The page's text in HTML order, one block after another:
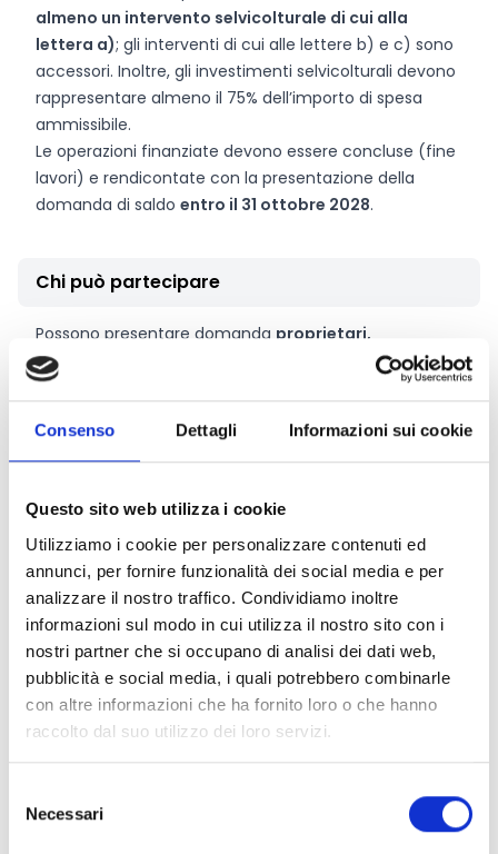
Consenso Dettagli Informazioni sui cookie
Questo sito web utilizza i cookie
Utilizziamo i cookie per personalizzare contenuti ed
annunci, per fornire funzionalità dei social media e per
analizzare il nostro traffico. Condividiamo inoltre
informazioni sul modo in cui utilizza il nostro sito con i
nostri partner che si occupano di analisi dei dati web,
pubblicità e social media, i quali potrebbero combinarle
con altre informazioni che ha fornito loro o che hanno
raccolto dal suo utilizzo dei loro servizi.
delNecessari
almeno un intervento selvicolturale di cui alla
lettera a); gli interventi di cui alle lettere b) e c) sono
accessori. Inoltre, gli investimenti selvicolturali devono
rappresentare almeno il 75% dell’importo di spesa
ammissibile.
Le operazioni finanziate devono essere concluse (fine
lavori) e rendicontate con la presentazione della
domanda di saldo entro il 31 ottobre 2028.
Chi può partecipare
Possono presentare domanda proprietari,
possessori, pubblici o privati, o loro associazioni,
nonché altri soggetti ed enti di diritto e loro
superficie forestale compresa all’interno di
popolamenti iscritti nel Registro regionale dei Materiali
I richiedenti devono possedere i titoli di conduzione
delle superfici su cui intendono realizzare gli interventi.
Attenzione!Sono esclusi dai beneficiari: la Regione
Piemonte, lo Stato e i Soggetti da questi controllati,
salvo gli Enti di gestione delle aree protette e i soggetti
gestori della rete Natura 2000.
Entità del contributo
Spesa minima ammissibile: